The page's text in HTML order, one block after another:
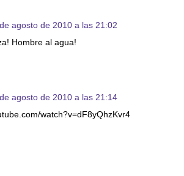
agosto de 2010 a las 21:02
Hombre al agua!
agosto de 2010 a las 21:14
watch?v=dF8yQhzKvr4